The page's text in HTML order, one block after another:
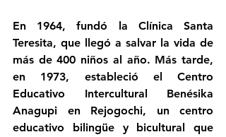
En 1964, fundó la Clínica Santa
Teresita, que llegó a salvar la vida de
más de 400 niños al año. Más tarde,
en 1973, estableció el Centro
Educativo Intercultural Benésika
Anagupi en Rejogochi, un centro
educativo bilingüe y bicultural que